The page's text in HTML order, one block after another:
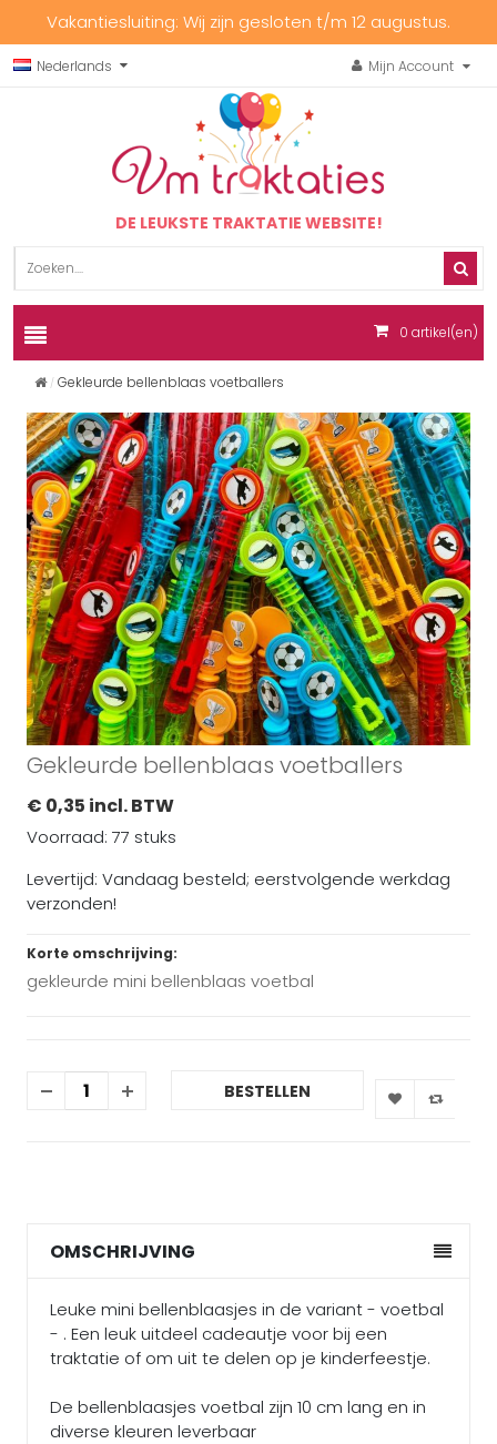
Vakantiesluiting: Wij zijn gesloten t/m 12 augustus.
Nederlands Mijn Account
DE LEUKSTE TRAKTATIE WEBSITE!
0 artikel(en)
Gekleurde bellenblaas voetballers
Gekleurde bellenblaas voetballers
€ 0,35 incl. BTW
Voorraad: 77 stuks
Levertijd: Vandaag besteld; eerstvolgende werkdag
verzonden!
Korte omschrijving:
gekleurde mini bellenblaas voetbal
BESTELLEN
OMSCHRIJVING
Leuke mini bellenblaasjes in de variant - voetbal
- . Een leuk uitdeel cadeautje voor bij een
traktatie of om uit te delen op je kinderfeestje.
De bellenblaasjes voetbal zijn 10 cm lang en in
diverse kleuren leverbaar